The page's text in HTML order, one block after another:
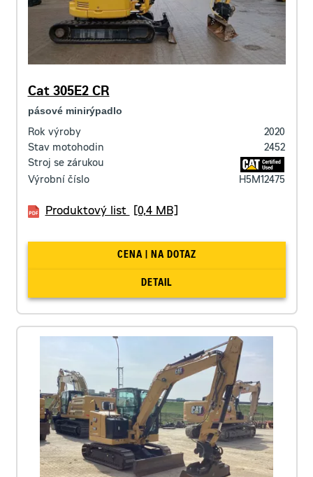
Cat 305E2 CR
pásové minirýpadlo
Rok výroby
2020
Stav motohodin
2452
Stroj se zárukou
Výrobní číslo
H5M12475
Produktový list [0,4 MB]
CENA | NA DOTAZ
DETAIL